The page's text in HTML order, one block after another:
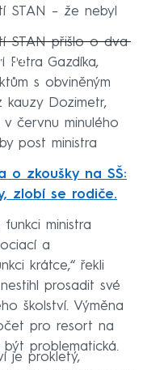
STAN – že nebyl
STAN přišlo o dva
Petra Gazdíka,
s obviněným
kauzy Dozimetr,
červnu minulého
post ministra
o zkoušky na SŠ:
zlobí se rodiče.
ministra
a
krátce,“ řekli
prosadit své
školství. Výměna
pro resort na
problematická.
je prokletý,